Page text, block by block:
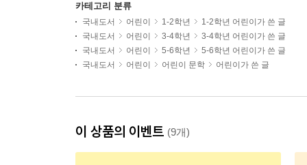
카테고리 분류
국내도서 어린이 1-2학년
1-2학년 어린이가 쓴 글
국내도서
어린이 3-4학년
3-4학년 어린이가 쓴 글
국내도서
어린이 5-6학년
5-6학년 어린이가 쓴 글
국내도서
어린이 어린이 문학 어린이가 쓴 글
이 상품의 이벤트 (9개)